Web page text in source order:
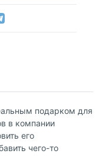
подарком для
в компании
его
чего-то